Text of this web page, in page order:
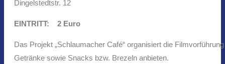
Dingelstedtstr. 12
EINTRITT: 2 Euro
Das Projekt „Schlaumacher Café“ organisiert die
Getränke sowie Snacks bzw. Brezeln anbieten.